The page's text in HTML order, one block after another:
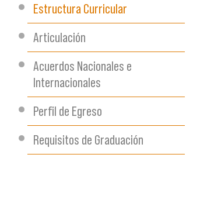
Estructura Curricular
Articulación
Acuerdos Nacionales e
Internacionales
Perfil de Egreso
Requisitos de Graduación